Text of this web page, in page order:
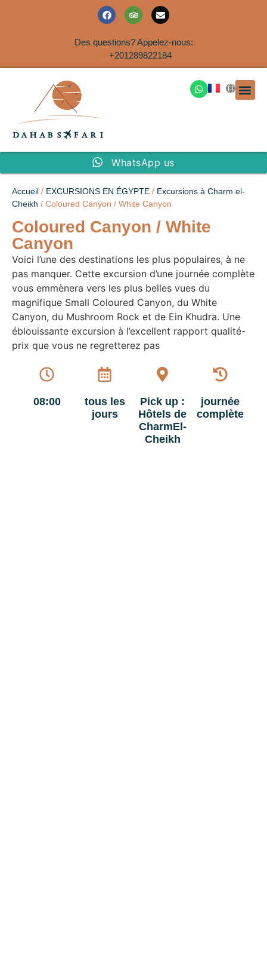
Des questions? Appelez-nous:
+201289822184
WhatsApp us
Accueil / EXCURSIONS EN ÉGYPTE / Excursions à Charm el-
Cheikh / Coloured Canyon / White Canyon
Coloured Canyon / White
Canyon
Voici l’une des destinations les plus populaires, à ne
pas manquer. Cette excursion d’une journée complète
vous emmènera vers les plus belles vues du
magnifique Small Coloured Canyon, du White
Canyon, du Mushroom Rock et de Ein Khudra. Une
éblouissante excursion à l’excellent rapport qualité-
prix que vous ne regretterez pas
08:00
tous les
jours
Pick up :
Hôtels de
CharmEl-
Cheikh
journée
complète